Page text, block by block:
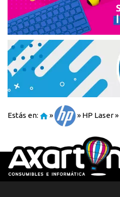
Estás en: » » HP Laser»